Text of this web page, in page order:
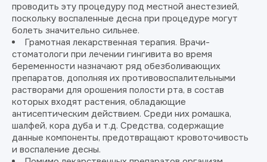
проводить эту процедуру под местной анестезией,
поскольку воспаленные десна при процедуре могут
болеть значительно сильнее.
Грамотная лекарственная терапия. Врачи-
стоматологи при лечении гингивита во время
беременности назначают ряд обезболивающих
препаратов, дополняя их противовоспалительными
растворами для орошения полости рта, в состав
которых входят растения, обладающие
антисептическим действием. Среди них ромашка,
шалфей, кора дуба и т.д. Средства, содержащие
данные компоненты, предотвращают кровоточивость
и воспаление десны.